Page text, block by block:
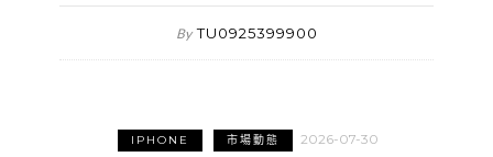
By TU0925399900
IPHONE 市場動態 2026-07-30